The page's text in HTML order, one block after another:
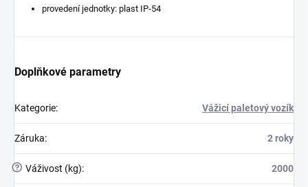
provedení jednotky: plast IP-54
Doplňkové parametry
Kategorie: Vážicí paletový vozík
Záruka: 2 roky
? Váživost (kg): 2000